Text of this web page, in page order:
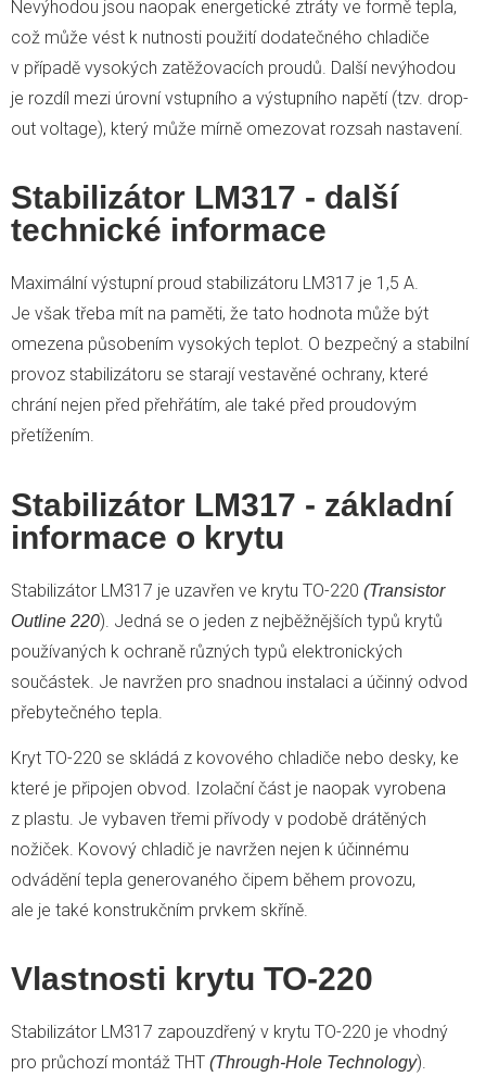
Nevýhodou jsou naopak energetické ztráty ve formě tepla,
což může vést k nutnosti použití dodatečného chladiče
v případě vysokých zatěžovacích proudů. Další nevýhodou
je rozdíl mezi úrovní vstupního a výstupního napětí (tzv. drop-
out voltage), který může mírně omezovat rozsah nastavení.
Stabilizátor LM317 - další
technické informace
Maximální výstupní proud stabilizátoru LM317 je 1,5 A.
Je však třeba mít na paměti, že tato hodnota může být
omezena působením vysokých teplot. O bezpečný a stabilní
provoz stabilizátoru se starají vestavěné ochrany, které
chrání nejen před přehřátím, ale také před proudovým
přetížením.
Stabilizátor LM317 - základní
informace o krytu
Stabilizátor LM317 je uzavřen ve krytu TO-220 (Transistor
Outline 220). Jedná se o jeden z nejběžnějších typů krytů
používaných k ochraně různých typů elektronických
součástek. Je navržen pro snadnou instalaci a účinný odvod
přebytečného tepla.
Kryt TO-220 se skládá z kovového chladiče nebo desky, ke
které je připojen obvod. Izolační část je naopak vyrobena
z plastu. Je vybaven třemi přívody v podobě drátěných
nožiček. Kovový chladič je navržen nejen k účinnému
odvádění tepla generovaného čipem během provozu,
ale je také konstrukčním prvkem skříně.
Vlastnosti krytu TO-220
Stabilizátor LM317 zapouzdřený v krytu TO-220 je vhodný
pro průchozí montáž THT (Through-Hole Technology).